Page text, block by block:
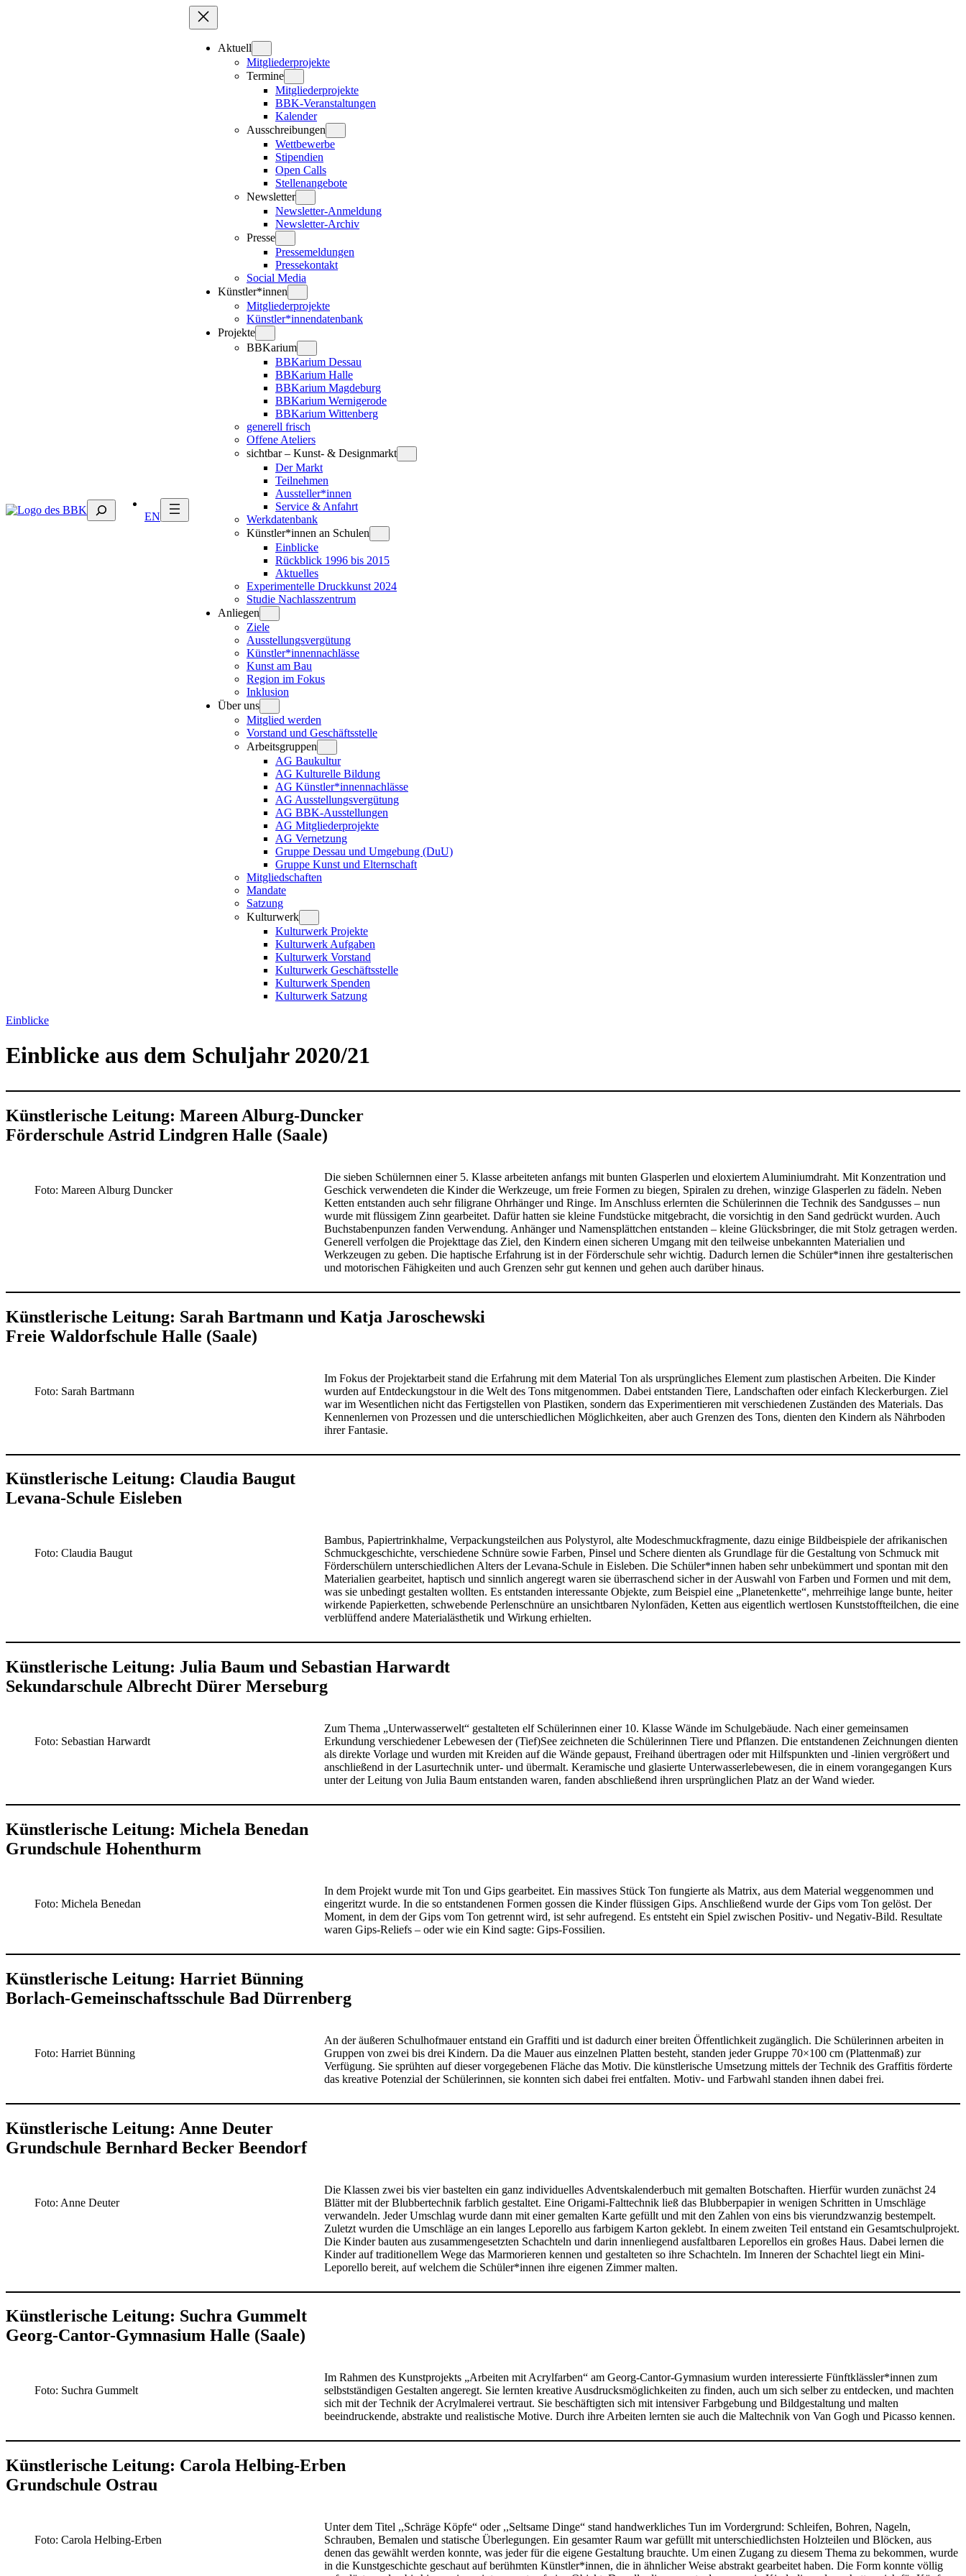
Suchen
EN
Aktuell
Mitgliederprojekte
Termine
Mitgliederprojekte
BBK-Veranstaltungen
Kalender
Ausschreibungen
Wettbewerbe
Stipendien
Open Calls
Stellenangebote
Newsletter
Newsletter-Anmeldung
Newsletter-Archiv
Presse
Pressemeldungen
Pressekontakt
Social Media
Künstler*innen
Mitgliederprojekte
Künstler*innendatenbank
Projekte
BBKarium
BBKarium Dessau
BBKarium Halle
BBKarium Magdeburg
BBKarium Wernigerode
BBKarium Wittenberg
generell frisch
Offene Ateliers
sichtbar – Kunst- & Designmarkt
Der Markt
Teilnehmen
Aussteller*innen
Service & Anfahrt
Werkdatenbank
Künstler*innen an Schulen
Einblicke
Rückblick 1996 bis 2015
Aktuelles
Experimentelle Druckkunst 2024
Studie Nachlasszentrum
Anliegen
Ziele
Ausstellungsvergütung
Künstler*innennachlässe
Kunst am Bau
Region im Fokus
Inklusion
Über uns
Mitglied werden
Vorstand und Geschäftsstelle
Arbeitsgruppen
AG Baukultur
AG Kulturelle Bildung
AG Künstler*innennachlässe
AG Ausstellungsvergütung
AG BBK-Ausstellungen
AG Mitgliederprojekte
AG Vernetzung
Gruppe Dessau und Umgebung (DuU)
Gruppe Kunst und Elternschaft
Mitgliedschaften
Mandate
Satzung
Kulturwerk
Kulturwerk Projekte
Kulturwerk Aufgaben
Kulturwerk Vorstand
Kulturwerk Geschäftsstelle
Kulturwerk Spenden
Kulturwerk Satzung
Einblicke
Einblicke aus dem Schuljahr 2020/21
Künstlerische Leitung: Mareen Alburg-Duncker
Förderschule Astrid Lindgren Halle (Saale)
Foto: Mareen Alburg Duncker
Die sieben Schülernnen einer 5. Klasse arbeiteten anfangs mit bunten Glasperlen und eloxiertem Aluminiumdraht. Mit Konzentration und
Geschick verwendeten die Kinder die Werkzeuge, um freie Formen zu biegen, Spiralen zu drehen, winzige Glasperlen zu fädeln. Neben
Ketten entstanden auch sehr filigrane Ohrhänger und Ringe. Im Anschluss erlernten die Schülerinnen die Technik des Sandgusses – nun
wurde mit flüssigem Zinn gearbeitet. Dafür hatten sie kleine Fundstücke mitgebracht, die vorsichtig in den Sand gedrückt wurden. Auch
Buchstabenpunzen fanden Verwendung. Anhänger und Namensplättchen entstanden – kleine Glücksbringer, die mit Stolz getragen werden.
Generell verfolgen die Projekttage das Ziel, den Kindern einen sicheren Umgang mit den teilweise unbekannten Materialien und
Werkzeugen zu geben. Die haptische Erfahrung ist in der Förderschule sehr wichtig. Dadurch lernen die Schüler*innen ihre gestalterischen
und motorischen Fähigkeiten und auch Grenzen sehr gut kennen und gehen auch darüber hinaus.
Künstlerische Leitung: Sarah Bartmann und Katja Jaroschewski
Freie Waldorfschule Halle (Saale)
Foto: Sarah Bartmann
Im Fokus der Projektarbeit stand die Erfahrung mit dem Material Ton als ursprüngliches Element zum plastischen Arbeiten. Die Kinder
wurden auf Entdeckungstour in die Welt des Tons mitgenommen. Dabei entstanden Tiere, Landschaften oder einfach Kleckerburgen. Ziel
war im Wesentlichen nicht das Fertigstellen von Plastiken, sondern das Experimentieren mit verschiedenen Zuständen des Materials. Das
Kennenlernen von Prozessen und die unterschiedlichen Möglichkeiten, aber auch Grenzen des Tons, dienten den Kindern als Nährboden
ihrer Fantasie.
Künstlerische Leitung: Claudia Baugut
Levana-Schule Eisleben
Foto: Claudia Baugut
Bambus, Papiertrinkhalme, Verpackungsteilchen aus Polystyrol, alte Modeschmuckfragmente, dazu einige Bildbeispiele der afrikanischen
Schmuckgeschichte, verschiedene Schnüre sowie Farben, Pinsel und Schere dienten als Grundlage für die Gestaltung von Schmuck mit
Förderschülern unterschiedlichen Alters der Levana-Schule in Eisleben. Die Schüler*innen haben sehr unbekümmert und spontan mit den
Materialien gearbeitet, haptisch und sinnlich angeregt waren sie überraschend sicher in der Auswahl von Farben und Formen und mit dem,
was sie unbedingt gestalten wollten. Es entstanden interessante Objekte, zum Beispiel eine „Planetenkette“, mehrreihige lange bunte, heiter
wirkende Papierketten, schwebende Perlenschnüre an unsichtbaren Nylonfäden, Ketten aus eigentlich wertlosen Kunststoffteilchen, die eine
verblüffend andere Materialästhetik und Wirkung erhielten.
Künstlerische Leitung: Julia Baum und Sebastian Harwardt
Sekundarschule Albrecht Dürer Merseburg
Foto: Sebastian Harwardt
Zum Thema „Unterwasserwelt“ gestalteten elf Schülerinnen einer 10. Klasse Wände im Schulgebäude. Nach einer gemeinsamen
Erkundung verschiedener Lebewesen der (Tief)See zeichneten die Schülerinnen Tiere und Pflanzen. Die entstandenen Zeichnungen dienten
als direkte Vorlage und wurden mit Kreiden auf die Wände gepaust, Freihand übertragen oder mit Hilfspunkten und -linien vergrößert und
anschließend in der Lasurtechnik unter- und übermalt. Keramische und glasierte Unterwasserlebewesen, die in einem vorangegangen Kurs
unter der Leitung von Julia Baum entstanden waren, fanden abschließend ihren ursprünglichen Platz an der Wand wieder.
Künstlerische Leitung: Michela Benedan
Grundschule Hohenthurm
Foto: Michela Benedan
In dem Projekt wurde mit Ton und Gips gearbeitet. Ein massives Stück Ton fungierte als Matrix, aus dem Material weggenommen und
eingeritzt wurde. In die so entstandenen Formen gossen die Kinder flüssigen Gips. Anschließend wurde der Gips vom Ton gelöst. Der
Moment, in dem der Gips vom Ton getrennt wird, ist sehr aufregend. Es entsteht ein Spiel zwischen Positiv- und Negativ-Bild. Resultate
waren Gips-Reliefs – oder wie ein Kind sagte: Gips-Fossilien.
Künstlerische Leitung: Harriet Bünning
Borlach-Gemeinschaftsschule Bad Dürrenberg
Foto: Harriet Bünning
An der äußeren Schulhofmauer entstand ein Graffiti und ist dadurch einer breiten Öffentlichkeit zugänglich. Die Schülerinnen arbeiten in
Gruppen von zwei bis drei Kindern. Da die Mauer aus einzelnen Platten besteht, standen jeder Gruppe 70×100 cm (Plattenmaß) zur
Verfügung. Sie sprühten auf dieser vorgegebenen Fläche das Motiv. Die künstlerische Umsetzung mittels der Technik des Graffitis förderte
das kreative Potenzial der Schülerinnen, sie konnten sich dabei frei entfalten. Motiv- und Farbwahl standen ihnen dabei frei.
Künstlerische Leitung: Anne Deuter
Grundschule Bernhard Becker Beendorf
Foto: Anne Deuter
Die Klassen zwei bis vier bastelten ein ganz individuelles Adventskalenderbuch mit gemalten Botschaften. Hierfür wurden zunächst 24
Blätter mit der Blubbertechnik farblich gestaltet. Eine Origami-Falttechnik ließ das Blubberpapier in wenigen Schritten in Umschläge
verwandeln. Jeder Umschlag wurde dann mit einer gemalten Karte gefüllt und mit den Zahlen von eins bis vierundzwanzig bestempelt.
Zuletzt wurden die Umschläge an ein langes Leporello aus farbigem Karton geklebt. In einem zweiten Teil entstand ein Gesamtschulprojekt.
Die Kinder bauten aus zusammengesetzten Schachteln und darin innenliegend ausfaltbaren Leporellos ein großes Haus. Dabei lernen die
Kinder auf traditionellem Wege das Marmorieren kennen und gestalteten so ihre Schachteln. Im Inneren der Schachtel liegt ein Mini-
Leporello bereit, auf welchem die Schüler*innen ihre eigenen Zimmer malten.
Künstlerische Leitung: Suchra Gummelt
Georg-Cantor-Gymnasium Halle (Saale)
Foto: Suchra Gummelt
Im Rahmen des Kunstprojekts „Arbeiten mit Acrylfarben“ am Georg-Cantor-Gymnasium wurden interessierte Fünftklässler*innen zum
selbstständigen Gestalten angeregt. Sie lernten kreative Ausdrucksmöglichkeiten zu finden, auch um sich selber zu entdecken, und machten
sich mit der Technik der Acrylmalerei vertraut. Sie beschäftigten sich mit intensiver Farbgebung und Bildgestaltung und malten
beeindruckende, abstrakte und realistische Motive. Durch ihre Arbeiten lernten sie auch die Maltechnik von Van Gogh und Picasso kennen.
Künstlerische Leitung: Carola Helbing-Erben
Grundschule Ostrau
Foto: Carola Helbing-Erben
Unter dem Titel ,,Schräge Köpfe“ oder ,,Seltsame Dinge“ stand handwerkliches Tun im Vordergrund: Schleifen, Bohren, Nageln,
Schrauben, Bemalen und statische Überlegungen. Ein gesamter Raum war gefüllt mit unterschiedlichsten Holzteilen und Blöcken, aus
denen das gewählt werden konnte, was jeder für die eigene Gestaltung brauchte. Um einen Zugang zu diesem Thema zu bekommen, wurde
in die Kunstgeschichte geschaut auf berühmten Künstler*innen, die in ähnlicher Weise abstrakt gearbeitet haben. Die Form konnte völlig